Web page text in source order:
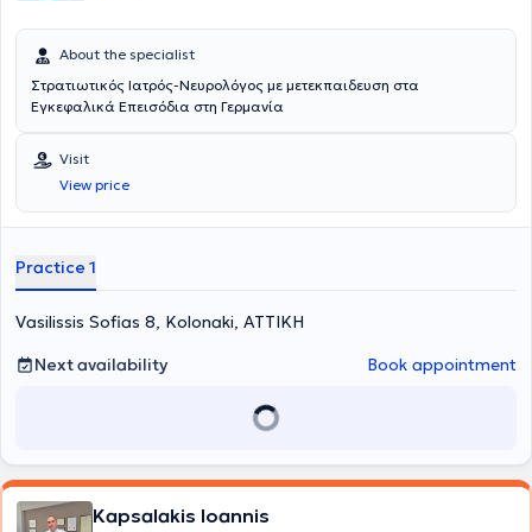
About the specialist
Στρατιωτικός Ιατρός-Νευρολόγος με μετεκπαιδευση στα
Εγκεφαλικά Επεισόδια στη Γερμανία
Visit
View price
Practice 1
Vasilissis Sofias 8, Kolonaki, ΑΤΤΙΚΗ
Next availability
Book appointment
Kapsalakis Ioannis